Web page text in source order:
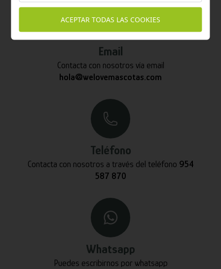
Email
Contacta con nosotros vía email
hola@welovemascotas.com
Teléfono
Contacta con nosotros a través del teléfono 954
587 870
Whatsapp
Puedes escribirnos por whatsapp
ACEPTAR TODAS LAS COOKIES